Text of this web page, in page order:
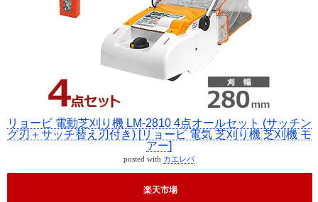
リョービ 電動芝刈り機 LM-2810 4点オールセット (サッチン
グ刃＋サッチ替え刃付き) [リョービ 電気 芝刈り機 芝刈機 モ
アー]
posted with カエレバ
楽天市場